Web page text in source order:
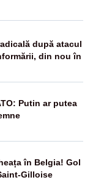
după atacul
din nou în
Putin ar putea
în Belgia! Gol
Gilloise